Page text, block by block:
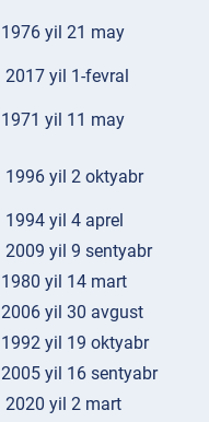
1976 yil 21 may
2017 yil 1-fevral
1971 yil 11 may
1996 yil 2 oktyabr
1994 yil 4 aprel
2009 yil 9 sentyabr
1980 yil 14 mart
2006 yil 30 avgust
1992 yil 19 oktyabr
2005 yil 16 sentyabr
2020 yil 2 mart